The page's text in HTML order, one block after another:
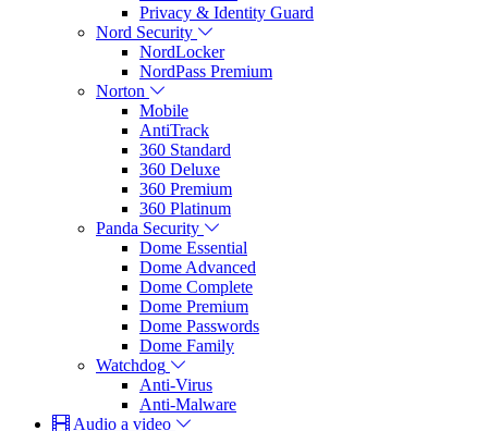
Privacy & Identity Guard
Nord Security
NordLocker
NordPass Premium
Norton
Mobile
AntiTrack
360 Standard
360 Deluxe
360 Premium
360 Platinum
Panda Security
Dome Essential
Dome Advanced
Dome Complete
Dome Premium
Dome Passwords
Dome Family
Watchdog
Anti-Virus
Anti-Malware
Audio a video